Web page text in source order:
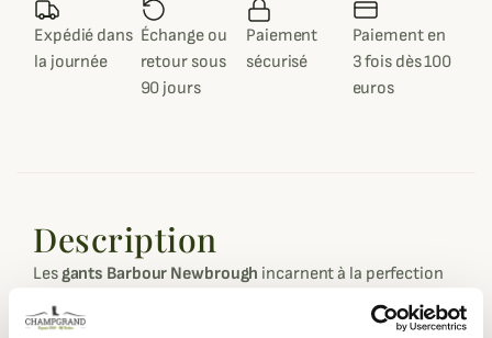
Expédié dans
la journée
Échange ou
retour sous
90 jours
Paiement
sécurisé
Paiement en
3 fois dès 100
euros
Description
Lesgants Barbour Newbrough incarnent à la perfection
le savoir-faire britannique alliant
élégance, confort et
fonctionnalité
. Conçus pour affronter l’hiver avec style,